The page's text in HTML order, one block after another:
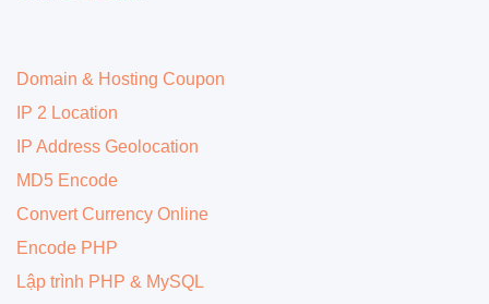
Domain & Hosting Coupon
IP 2 Location
IP Address Geolocation
MD5 Encode
Convert Currency Online
Encode PHP
Lập trình PHP & MySQL